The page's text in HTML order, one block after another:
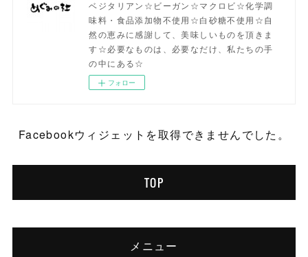
ベジタリアン☆ビーガン☆マクロビ☆化学調
味料・食品添加物不使用☆白砂糖不使用☆自
然の恵みに感謝して、美味しいものを頂きま
す☆必要なものは、必要なだけ、私たちの手
の中にある☆
フォロー
Facebookウィジェットを取得できませんでした。
TOP
メニュー